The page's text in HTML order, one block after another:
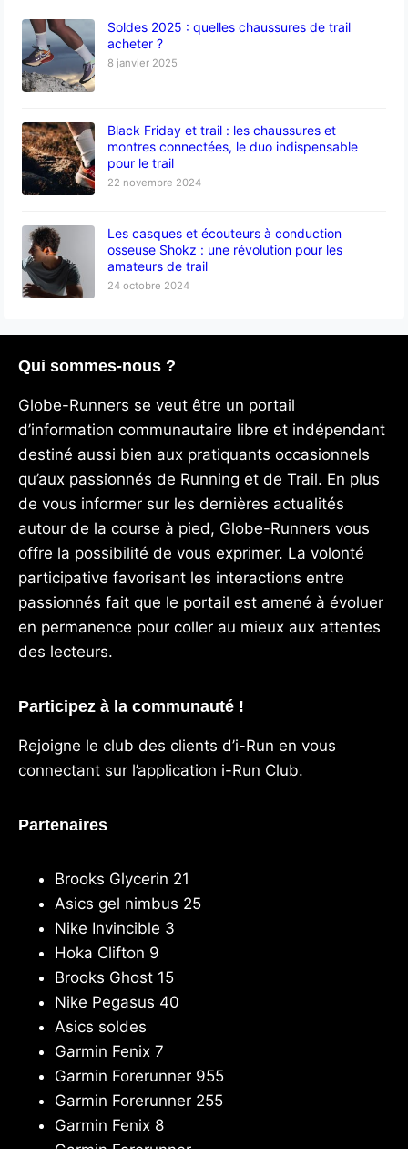
Soldes 2025 : quelles chaussures de trail
acheter ?
8 janvier 2025
Black Friday et trail : les chaussures et
montres connectées, le duo indispensable
pour le trail
22 novembre 2024
Les casques et écouteurs à conduction
osseuse Shokz : une révolution pour les
amateurs de trail
24 octobre 2024
Qui sommes-nous ?
Globe-Runners se veut être un portail
d’information communautaire libre et indépendant
destiné aussi bien aux pratiquants occasionnels
qu’aux passionnés de Running et de Trail. En plus
de vous informer sur les dernières actualités
autour de la course à pied, Globe-Runners vous
offre la possibilité de vous exprimer. La volonté
participative favorisant les interactions entre
passionnés fait que le portail est amené à évoluer
en permanence pour coller au mieux aux attentes
des lecteurs.
Participez à la communauté !
Rejoigne le club des clients d’i-Run en vous
connectant sur l’application i-Run Club.
Partenaires
Brooks Glycerin 21
Asics gel nimbus 25
Nike Invincible 3
Hoka Clifton 9
Brooks Ghost 15
Nike Pegasus 40
Asics soldes
Garmin Fenix 7
Garmin Forerunner 955
Garmin Forerunner 255
Garmin Fenix 8